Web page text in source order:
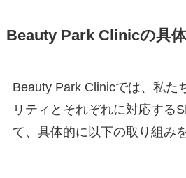
Beauty Park Clinicの具
Beauty Park Clinicでは、私た
リティとそれぞれに対応する
て、具体的に以下の取り組み